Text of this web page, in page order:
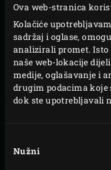
Ova web-stranica
Kolačiće
sadržaj i oglase,
analizirali promet. Isto
naše web-lokacije
medije, oglašavanje i
drugim podacima
dok ste upotrebljavali
pristanka
Nužni
ćemo vas naučiti
održavati svoj EGG!
kratki sažetak svega,
opisuju svaku temu.
uživali u blagodatima
REGISTRIRAJTE